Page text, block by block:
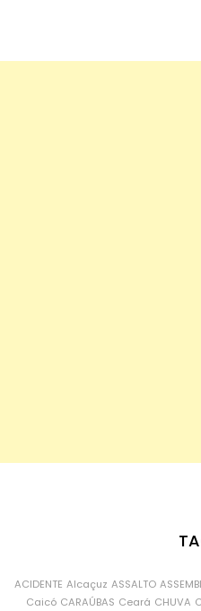
ACIDENTE Alcaçuz ASSALTO
Caicó CARAÚBAS Ceará CHUVA